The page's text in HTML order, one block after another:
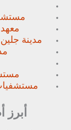
مدينة